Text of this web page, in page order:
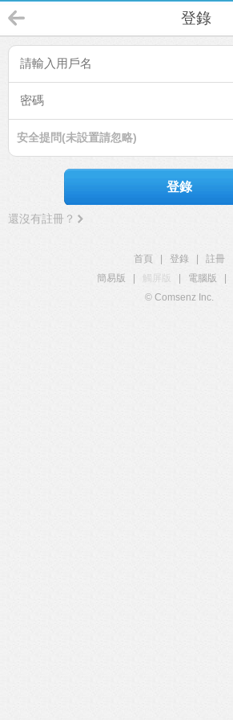
登錄
安全提問(未設置請忽略)
登錄
還沒有註冊？
首頁 登錄
註冊
簡易版
觸屏版 電腦版
© Comsenz Inc.